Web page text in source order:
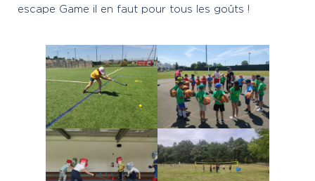
escape Game il en faut pour tous les goûts !